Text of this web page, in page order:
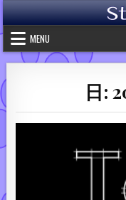
Skip to content
MENU
日: